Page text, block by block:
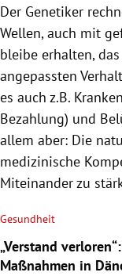
Der Genetiker
Wellen, auch mit
bleibe erhalten,
angepassten
es auch z.B.
Bezahlung) und
allem aber: Die
medizinische
Miteinander zu
Gesundheit
„Verstand
Maßnahmen in